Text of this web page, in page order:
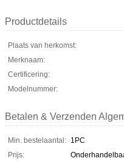
Productdetails
Plaats van herkomst:
Merknaam:
Certificering:
Modelnummer:
Betalen & Verzenden
Min. bestelaantal: 1PC
Prijs: